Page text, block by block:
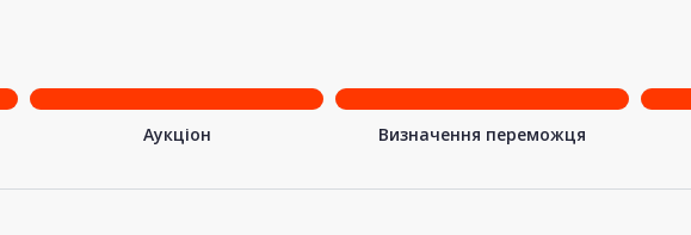
Аукціон Визначення переможця